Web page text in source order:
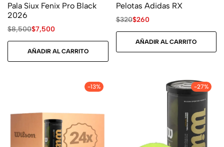
Pala Siux Fenix Pro Black
2026
$8,500$7,500
AÑADIR AL CARRITO
Pelotas Adidas RX
$320$260
AÑADIR AL CARRITO
-13% -27%